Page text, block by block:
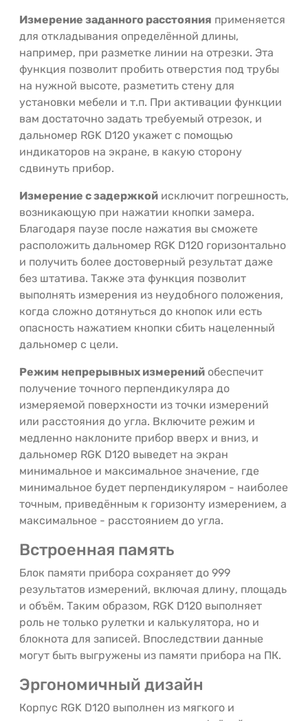
Измерение заданного расстояния применяется
для откладывания определённой длины,
например, при разметке линии на отрезки. Эта
функция позволит пробить отверстия под трубы
на нужной высоте, разметить стену для
установки мебели и т.п. При активации функции
вам достаточно задать требуемый отрезок, и
дальномер RGK D120 укажет с помощью
индикаторов на экране, в какую сторону
сдвинуть прибор.
Измерение с задержкой исключит погрешность,
возникающую при нажатии кнопки замера.
Благодаря паузе после нажатия вы сможете
расположить дальномер RGK D120 горизонтально
и получить более достоверный результат даже
без штатива. Также эта функция позволит
выполнять измерения из неудобного положения,
когда сложно дотянуться до кнопок или есть
опасность нажатием кнопки сбить нацеленный
дальномер с цели.
Режим непрерывных измерений обеспечит
получение точного перпендикуляра до
измеряемой поверхности из точки измерений
или расстояния до угла. Включите режим и
медленно наклоните прибор вверх и вниз, и
дальномер RGK D120 выведет на экран
минимальное и максимальное значение, где
минимальное будет перпендикуляром - наиболее
точным, приведённым к горизонту измерением, а
максимальное - расстоянием до угла.
Встроенная память
Блок памяти прибора сохраняет до 999
результатов измерений, включая длину, площадь
и объём. Таким образом, RGK D120 выполняет
роль не только рулетки и калькулятора, но и
блокнота для записей. Впоследствии данные
могут быть выгружены из памяти прибора на ПК.
Эргономичный дизайн
Корпус RGK D120 выполнен из мягкого и